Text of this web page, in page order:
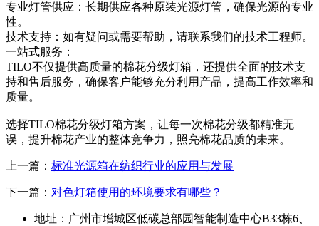
专业灯管供应：长期供应各种原装光源灯管，确保光源的专业
性。
技术支持：如有疑问或需要帮助，请联系我们的技术工程师。
一站式服务：
TILO不仅提供高质量的棉花分级灯箱，还提供全面的技术支
持和售后服务，确保客户能够充分利用产品，提高工作效率和
质量。
选择TILO棉花分级灯箱方案，让每一次棉花分级都精准无
误，提升棉花产业的整体竞争力，照亮棉花品质的未来。
上一篇： 标准光源箱在纺织行业的应用与发展
下一篇： 对色灯箱使用的环境要求有哪些？
地址：广州市增城区低碳总部园智能制造中心B33栋6、